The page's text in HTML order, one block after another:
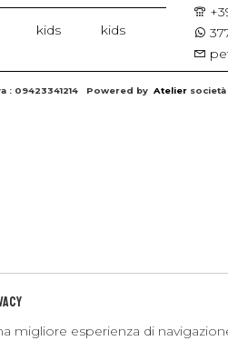
kids kids
: 09423341214 Powered by Atelier società
migliore esperienza di